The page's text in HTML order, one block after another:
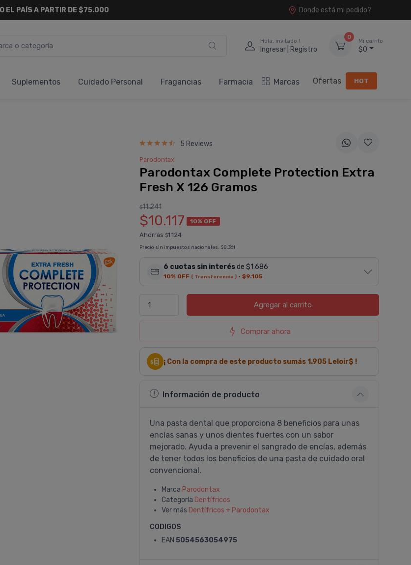
Donde está mi pedido?
Hola, invitado !
Ingresar | Registro
0
Mi carrito
$0
Suplementos Cuidado Personal Fragancias Farmacia Marcas Ofertas HOT
5 Reviews
Parodontax
Parodontax Complete Protection Extra
Fresh X 126 Gramos
$11.241
$10.117 10% OFF
Ahorrás $1.124
Precio sin impuestos nacionales: $8.361
6 cuotas sin interésde $1.686
10% OFF ( Transferencia )· $9.105
Agregaral carrito
Comprar ahora
¡ Con la compra de este producto sumás 1.905Leloir$ !
Información de producto
Una pasta dental que proporciona 8 beneficios para unas
encías sanas y unos dientes fuertes con un sabor
mejorado. Ayuda a prevenir el sangrado de encías, además
de tener todos los beneficios de una pasta de cuidado oral
convencional.
Marca Parodontax
Categoría Dentí­fricos
Ver más Dentí­fricos + Parodontax
CODIGOS
EAN 5054563054975